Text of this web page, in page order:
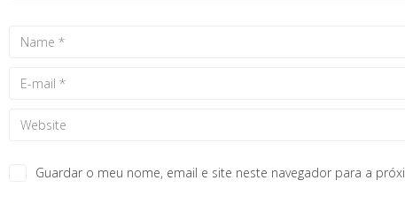
Guardar o meu nome, email e site neste navegador para a